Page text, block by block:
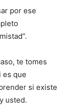
por ese
te tomes
es que
si existe
usted.